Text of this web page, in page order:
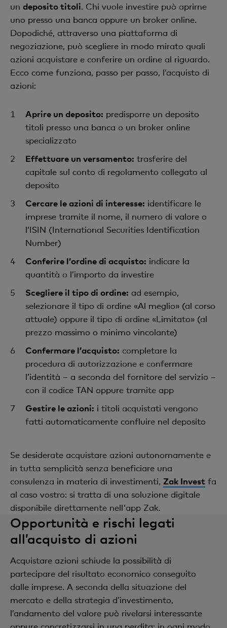
un deposito titoli. Chi vuole investire può aprirne
uno presso una banca oppure un broker online.
Dopodiché, attraverso una piattaforma di
negoziazione, può scegliere in modo mirato quali
azioni acquistare e conferire un ordine al riguardo.
Ecco come funziona, passo per passo, l’acquisto di
azioni:
Aprire un deposito: predisporre un deposito
titoli presso una banca o un broker online
specializzato
Effettuare un versamento: trasferire del
capitale sul conto di regolamento collegato al
deposito
Cercare le azioni di interesse: identificare le
imprese tramite il nome, il numero di valore o
l’ISIN (International Securities Identification
Number)
Conferire l’ordine di acquisto: indicare la
quantità o l’importo da investire
Scegliere il tipo di ordine: ad esempio,
selezionare il tipo di ordine «Al meglio» (al corso
attuale) oppure il tipo di ordine «Limitato» (al
prezzo massimo o minimo vincolante)
Confermare l’acquisto: completare la
procedura di autorizzazione e confermare
l’identità – a seconda del fornitore del servizio –
con il codice TAN oppure tramite app
Gestire le azioni: i titoli acquistati vengono
fatti automaticamente confluire nel deposito
Se desiderate acquistare azioni autonomamente e
in tutta semplicità senza beneficiare una
consulenza in materia di investimenti, Zak Invest fa
al caso vostro: si tratta di una soluzione digitale
disponibile direttamente nell'app Zak.
Opportunità e rischi legati
all’acquisto di azioni
Acquistare azioni schiude la possibilità di
partecipare del risultato economico conseguito
dalle imprese. A seconda della situazione del
mercato e della strategia d’investimento,
l’andamento del valore può rivelarsi interessante